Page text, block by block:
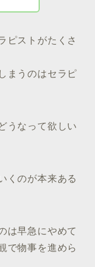
ピストがたくさ
まうのはセラピ
うなって欲しい
くのが本来ある
は早急にやめて
で物事を進めら